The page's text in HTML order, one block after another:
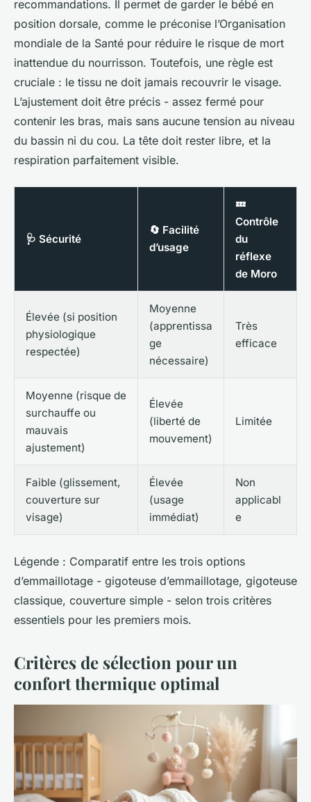
recommandations. Il permet de garder le bébé en
position dorsale, comme le préconise l’Organisation
mondiale de la Santé pour réduire le risque de mort
inattendue du nourrisson. Toutefois, une règle est
cruciale : le tissu ne doit jamais recouvrir le visage.
L’ajustement doit être précis - assez fermé pour
contenir les bras, mais sans aucune tension au niveau
du bassin ni du cou. La tête doit rester libre, et la
respiration parfaitement visible.
🩺 Sécurité
🔄 Facilité
d’usage
💤
Contrôle
du
réflexe
de Moro
Élevée (si position
physiologique
respectée)
Moyenne
(apprentissa
ge
nécessaire)
Très
efficace
Moyenne (risque de
surchauffe ou
mauvais
ajustement)
Élevée
(liberté de
mouvement)
Limitée
Faible (glissement,
couverture sur
visage)
Élevée
(usage
immédiat)
Non
applicabl
e
Légende : Comparatif entre les trois options
d’emmaillotage - gigoteuse d’emmaillotage, gigoteuse
classique, couverture simple - selon trois critères
essentiels pour les premiers mois.
Critères de sélection pour un
confort thermique optimal